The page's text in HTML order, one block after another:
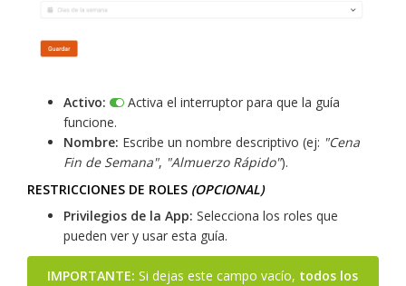
Activo:
Activa el interruptor para que la guía
funcione.
Nombre: Escribe un nombre descriptivo (ej: "Cena
Fin de Semana", "Almuerzo Rápido").
RESTRICCIONES DE ROLES (OPCIONAL)
Privilegios de la App: Selecciona los roles que
pueden ver y usar esta guía.
IMPORTANTE: Si dejas este campo vacío, todos los